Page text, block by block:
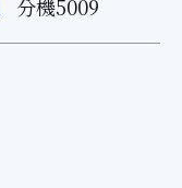
分機5009